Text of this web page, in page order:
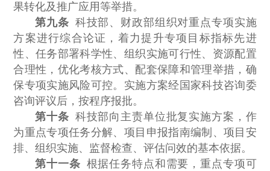
果转化及推广应用等举措。
第九条 科技部、财政部组织对重点专项实施
方案进行综合论证，着力提升专项目标指标先进
性、任务部署科学性、组织实施可行性、资源配置
合理性，优化考核方式、配套保障和管理举措，确
保专项实施风险可控。实施方案经国家科技咨询委
咨询评议后，按程序报批。
第十条 科技部向主责单位批复实施方案，作
为重点专项任务分解、项目申报指南编制、项目安
排、组织实施、监督检查、评估问效的基本依据。
第十一条 根据任务特点和需要，重点专项可